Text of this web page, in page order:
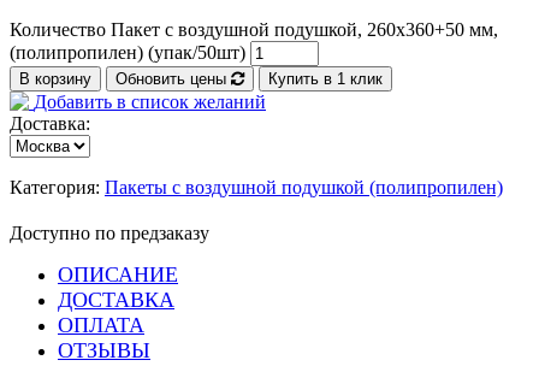
Количество Пакет с воздушной подушкой, 260х360+50 мм,
(полипропилен) (упак/50шт)
В корзину Обновить цены Купить в 1 клик
Добавить в список желаний
Доставка:
Категория: Пакеты с воздушной подушкой (полипропилен)
Доступно по предзаказу
ОПИСАНИЕ
ДОСТАВКА
ОПЛАТА
ОТЗЫВЫ